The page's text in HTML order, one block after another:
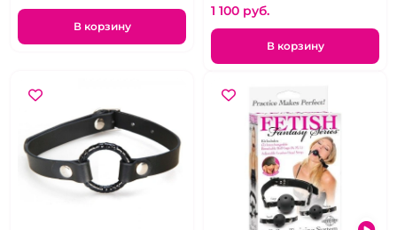
В корзину
1 100 pуб.
В корзину